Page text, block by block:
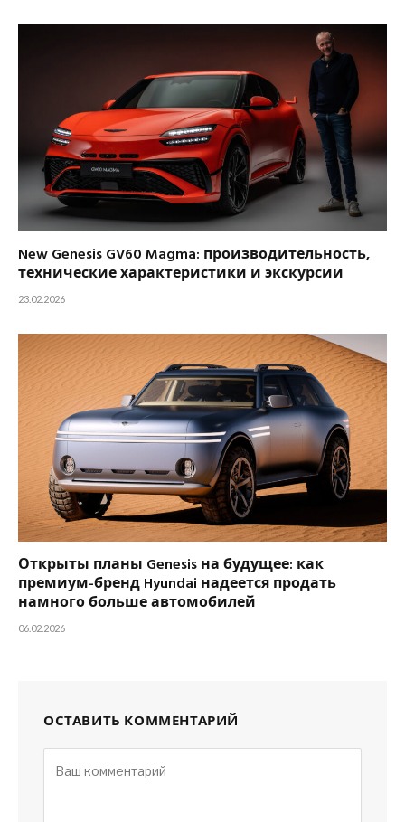
New Genesis GV60 Magma: производительность,
технические характеристики и экскурсии
23.02.2026
Открыты планы Genesis на будущее: как
премиум-бренд Hyundai надеется продать
намного больше автомобилей
06.02.2026
ОСТАВИТЬ КОММЕНТАРИЙ